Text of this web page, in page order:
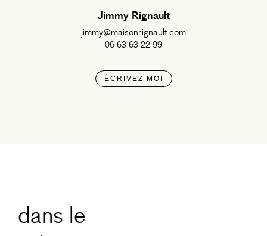
Jimmy Rignault
jimmy@maisonrignault.com
06 63 63 22 99
ÉCRIVEZ MOI
dans le